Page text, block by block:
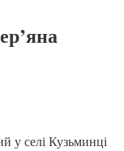
у селі Кузьминці